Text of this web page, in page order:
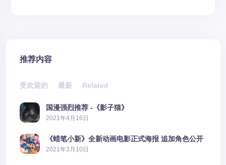
推荐内容
受欢迎的 最新 Related
国漫强烈推荐 -《影子猫》
2021年4月16日
《蜡笔小新》全新动画电影正式海报 追加角色公开
2021年3月10日